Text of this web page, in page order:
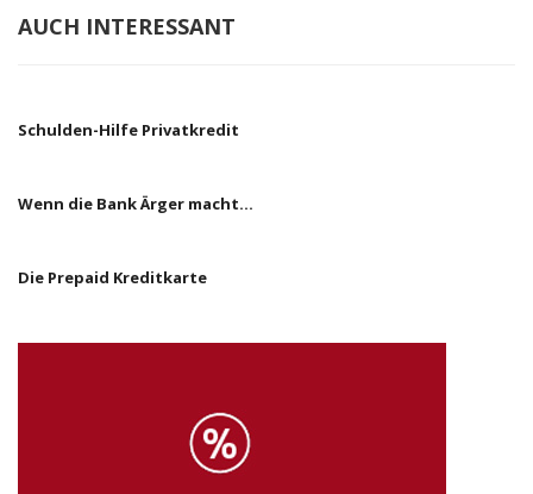
AUCH INTERESSANT
Schulden-Hilfe Privatkredit
Wenn die Bank Ärger macht…
Die Prepaid Kreditkarte